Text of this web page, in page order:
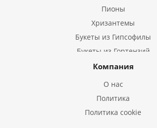
Пионы
Хризантемы
Букеты из Гипсофилы
Букеты из Гортензий
Букеты из Ирисов
Букеты из Эустом
Компания
О нас
Политика
Политика cookie